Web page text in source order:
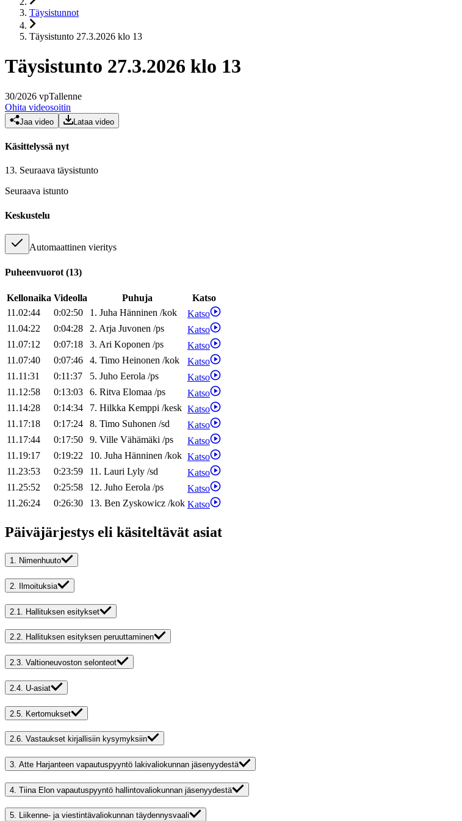
Täysistunnot
Täysistunto 27.3.2026 klo 13
Täysistunto 27.3.2026 klo 13
30/2026 vpTallenne
Ohita videosoitin
Jaa video Lataa video
Käsittelyssä nyt
13. Seuraava täysistunto
Seuraava istunto
Keskustelu
Automaattinen vieritys
Puheenvuorot (13)
Kellonaika Videolla Puhuja
Katso
11.02:44
0:02:50 1. Juha Hänninen /kok
Katso
11.04:22
0:04:28 2. Arja Juvonen /ps
Katso
11.07:12
0:07:18 3. Ari Koponen /ps
Katso
11.07:40
0:07:46 4. Timo Heinonen /kok
Katso
11.11:31
0:11:37 5. Juho Eerola /ps
Katso
11.12:58
0:13:03 6. Ritva Elomaa /ps
Katso
11.14:28
0:14:34 7. Hilkka Kemppi /kesk Katso
11.17:18
0:17:24 8. Timo Suhonen /sd
Katso
11.17:44
0:17:50 9. Ville Vähämäki /ps
Katso
11.19:17
0:19:22 10. Juha Hänninen /kok Katso
11.23:53
0:23:59 11. Lauri Lyly /sd
Katso
11.25:52
0:25:58 12. Juho Eerola /ps
Katso
11.26:24
0:26:30 13. Ben Zyskowicz /kok Katso
Päiväjärjestys eli käsiteltävät asiat
1. Nimenhuuto
2. Ilmoituksia
2.1. Hallituksen esitykset
2.2. Hallituksen esityksen peruuttaminen
2.3. Valtioneuvoston selonteot
2.4. U-asiat
2.5. Kertomukset
2.6. Vastaukset kirjallisiin kysymyksiin
3. Atte Harjanteen vapautuspyyntö lakivaliokunnan jäsenyydestä
4. Tiina Elon vapautuspyyntö hallintovaliokunnan jäsenyydestä
5. Liikenne- ja viestintävaliokunnan täydennysvaali